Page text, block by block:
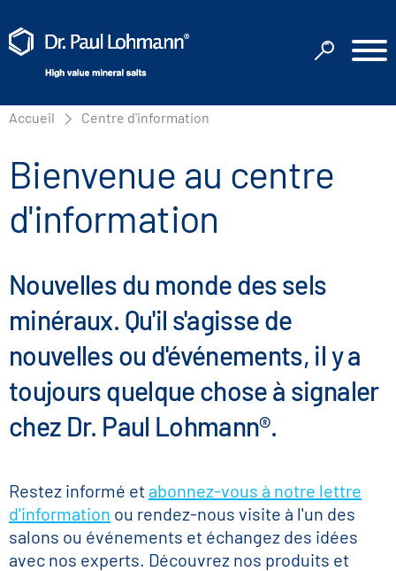
Accueil Centre d'information
Bienvenue au centre
d'information
Nouvelles du monde des sels
minéraux. Qu'il s'agisse de
nouvelles ou d'événements, il y a
toujours quelque chose à signaler
chez Dr. Paul Lohmann®.
Restez informé et abonnez-vous à notre lettre
d'information ou rendez-nous visite à l'un des
salons ou événements et échangez des idées
avec nos experts. Découvrez nos produits et